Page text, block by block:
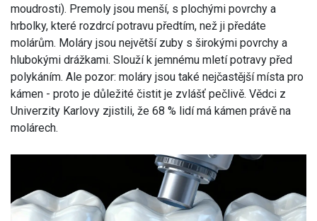
moudrosti). Premoly jsou menší, s plochými povrchy a
hrbolky, které rozdrcí potravu předtím, než ji předáte
molárům. Moláry jsou největší zuby s širokými povrchy a
hlubokými drážkami. Slouží k jemnému mletí potravy před
polykáním. Ale pozor: moláry jsou také nejčastější místa pro
kámen - proto je důležité čistit je zvlášť pečlivě. Vědci z
Univerzity Karlovy zjistili, že 68 % lidí má kámen právě na
molárech.